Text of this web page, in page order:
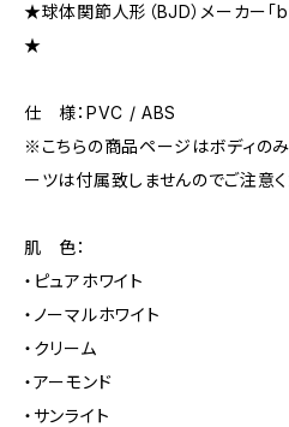
★球体関節人形（BJD）メーカー
★
仕 様：PVC / ABS
※こちらの商品ページはボディの
ーツは付属致しませんのでご注意く
肌 色：
・ピュアホワイト
・ノーマルホワイト
・クリーム
・アーモンド
・サンライト